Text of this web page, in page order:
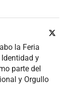
la Feria
y
parte del
y Orgullo